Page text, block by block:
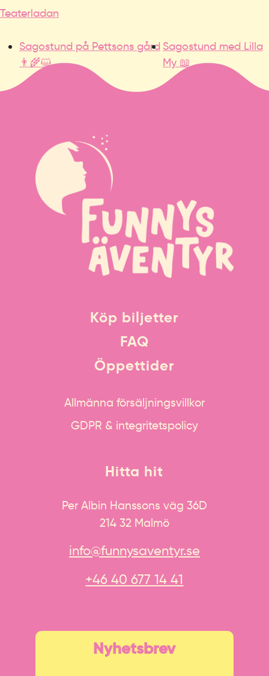
Teaterladan
Sagostund på Pettsons gård
👨‍🌾😺
Sagostund med Lilla
My 📖
Köp biljetter
FAQ
Öppettider
Allmänna försäljningsvillkor
GDPR & integritetspolicy
Hitta hit
Per Albin Hanssons väg 36D
214 32 Malmö
info@funnysaventyr.se
+46 40 677 14 41
Nyhetsbrev